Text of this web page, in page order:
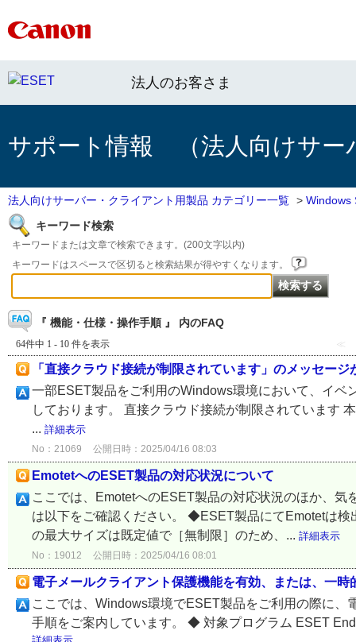
法人のお客さま
サポート情報 （法人向けサー
法人向けサーバー・クライアント用製品 カテゴリー一覧 > Windows
キーワード検索
キーワードまたは文章で検索できます。(200文字以内)
キーワードはスペースで区切ると検索結果が得やすくなります。
『 機能・仕様・操作手順 』 内のFAQ
64件中 1 - 10 件を表示 ≪
「直接クラウド接続が制限されています」のメッセー
一部ESET製品をご利用のWindows環境において、イベ
しております。 直接クラウド接続が制限されていま
... 詳細表示
No：21069 公開日時：2025/04/16 08:03
EmotetへのESET製品の対応状況について
ここでは、EmotetへのESET製品の対応状況のほか、
は以下をご確認ください。 ◆ESET製品にてEmotetは
の最大サイズは既定値で［無制限］のため、... 詳細表示
No：19012 公開日時：2025/04/16 08:01
電子メールクライアント保護機能を有効、または、一時
ここでは、Windows環境でESET製品をご利用の際に
手順をご案内しています。 ◆ 対象プログラム ESET